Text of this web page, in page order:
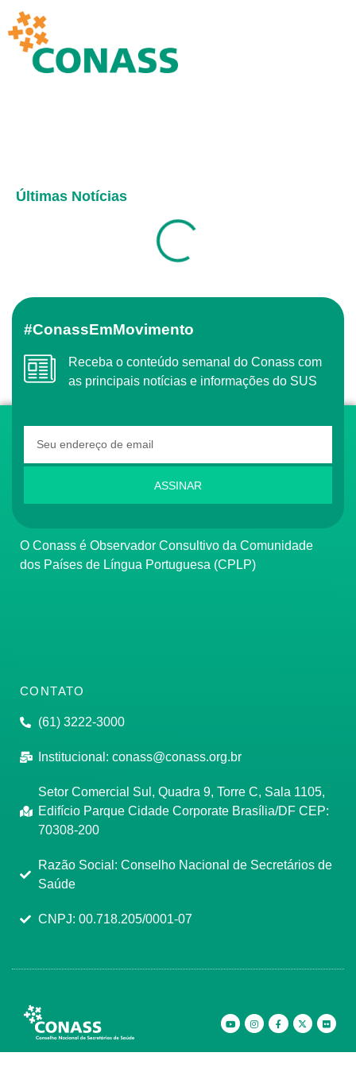
Últimas Notícias
#ConassEmMovimento
Receba o conteúdo semanal do Conass com
as principais notícias e informações do SUS
ASSINAR
O Conass é Observador Consultivo da Comunidade
dos Países de Língua Portuguesa (CPLP)
CONTATO
(61) 3222-3000
Institucional: conass@conass.org.br
Setor Comercial Sul, Quadra 9, Torre C, Sala 1105,
Edifício Parque Cidade Corporate Brasília/DF CEP:
70308-200
Razão Social: Conselho Nacional de Secretários de
Saúde
CNPJ: 00.718.205/0001-07